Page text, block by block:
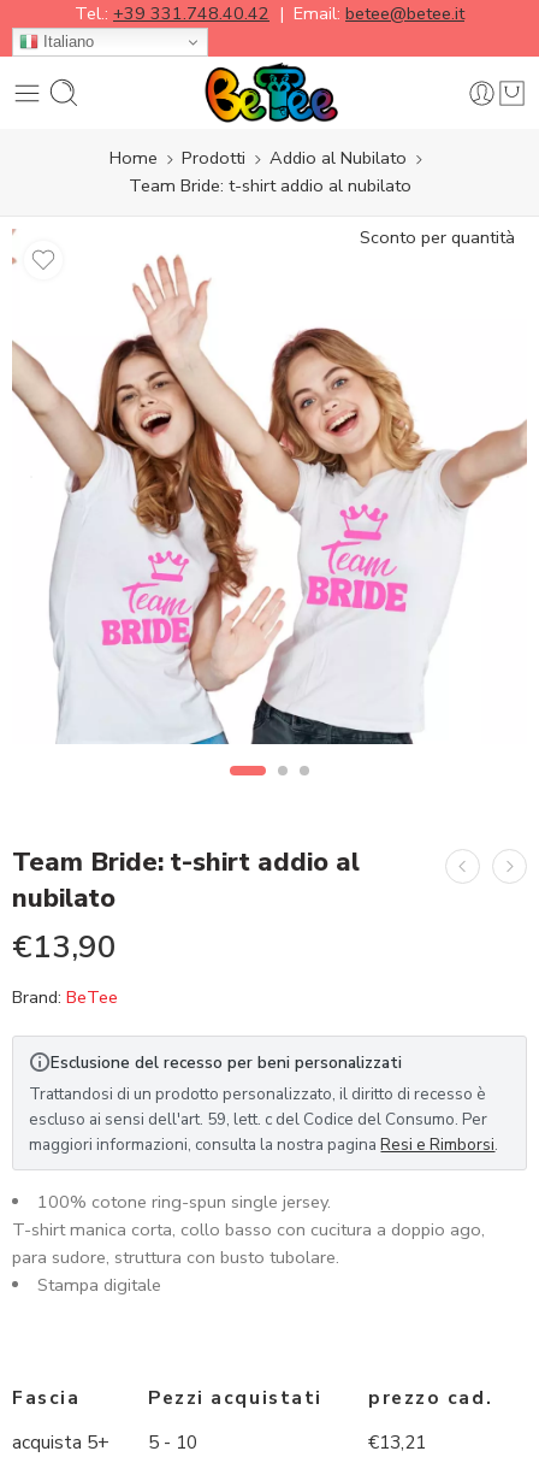
Tel.: +39 331.748.40.42 | Email: betee@betee.it
Italiano
Home Prodotti
Addio al Nubilato
Team Bride: t-shirt addio al nubilato
Sconto per quantità
Team Bride: t-shirt addio al
nubilato
€13,90
Brand: BeTee
Esclusione del recesso per beni personalizzati
Trattandosi di un prodotto personalizzato, il diritto di recesso è
escluso ai sensi dell'art. 59, lett. c del Codice del Consumo. Per
maggiori informazioni, consulta la nostra paginaResi e Rimborsi.
100% cotone ring-spun single jersey.
T-shirt manica corta, collo basso con cucitura a doppio ago,
para sudore, struttura con busto tubolare.
Stampa digitale
Fascia Pezzi acquistati
prezzo cad.
acquista 5+
5 - 10 €13,21